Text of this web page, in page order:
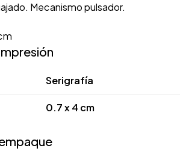
Mecanismo pulsador.
Serigrafía
0.7 x 4 cm